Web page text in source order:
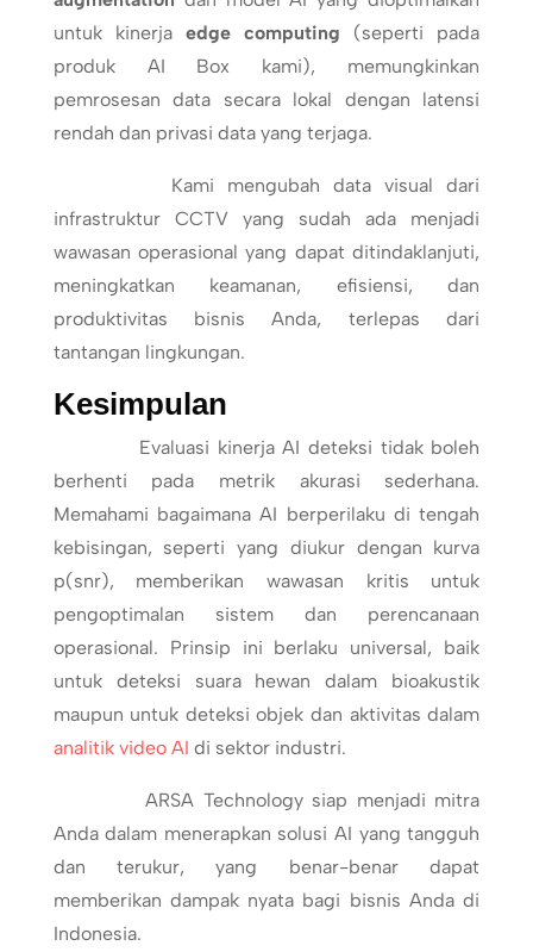
untuk kinerja edge computing (seperti pada
produk AI Box kami), memungkinkan
pemrosesan data secara lokal dengan latensi
rendah dan privasi data yang terjaga.
Kami mengubah data visual dari
infrastruktur CCTV yang sudah ada menjadi
wawasan operasional yang dapat ditindaklanjuti,
meningkatkan keamanan, efisiensi, dan
produktivitas bisnis Anda, terlepas dari
tantangan lingkungan.
Kesimpulan
Evaluasi kinerja AI deteksi tidak boleh
berhenti pada metrik akurasi sederhana.
Memahami bagaimana AI berperilaku di tengah
kebisingan, seperti yang diukur dengan kurva
p(snr), memberikan wawasan kritis untuk
pengoptimalan sistem dan perencanaan
operasional. Prinsip ini berlaku universal, baik
untuk deteksi suara hewan dalam bioakustik
maupun untuk deteksi objek dan aktivitas dalam
analitik video AI di sektor industri.
ARSA Technology siap menjadi mitra
Anda dalam menerapkan solusi AI yang tangguh
dan terukur, yang benar-benar dapat
memberikan dampak nyata bagi bisnis Anda di
Indonesia.